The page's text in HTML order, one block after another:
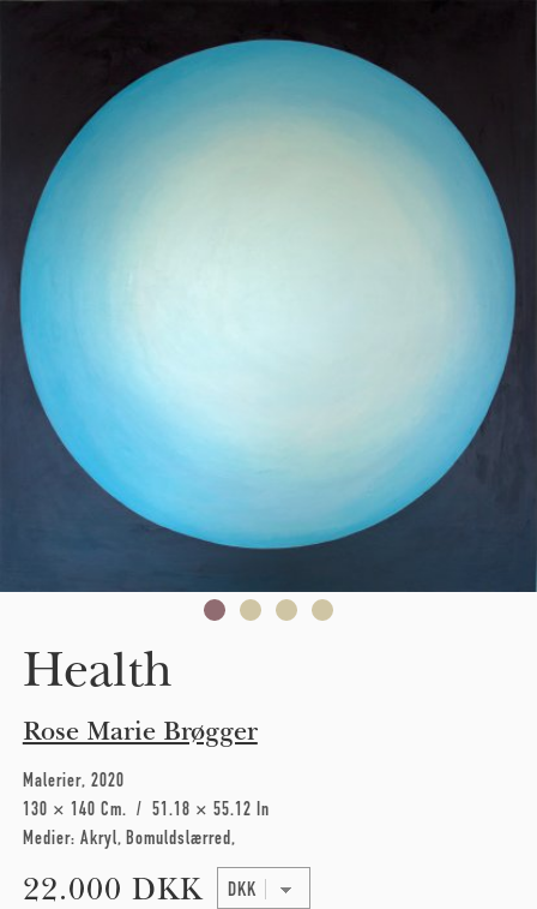
Health
Rose Marie Brøgger
Malerier 2020
130 × 140 Cm
51.18 × 55.12 In
Medier: Akryl Bomuldslærred
22.000 DKK